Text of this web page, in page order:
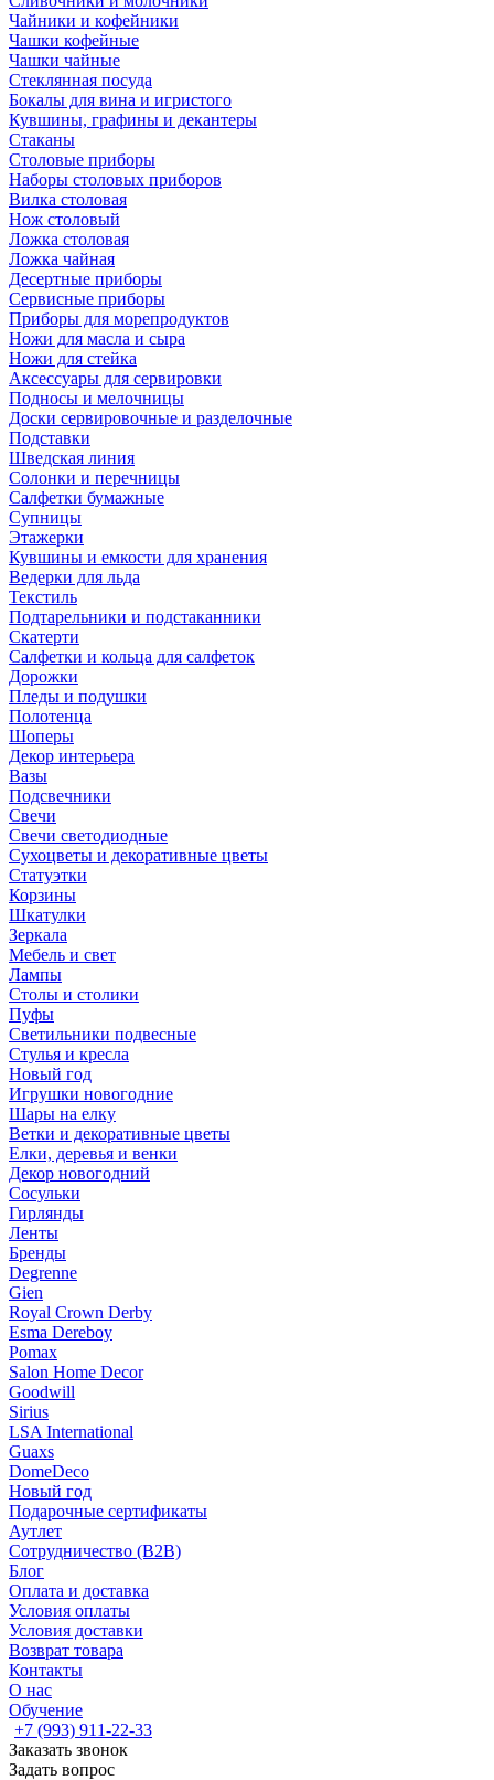
Чайники и кофейники
Чашки кофейные
Чашки чайные
Стеклянная посуда
Бокалы для вина и игристого
Кувшины, графины и декантеры
Стаканы
Столовые приборы
Наборы столовых приборов
Вилка столовая
Нож столовый
Ложка столовая
Ложка чайная
Десертные приборы
Сервисные приборы
Приборы для морепродуктов
Ножи для масла и сыра
Ножи для стейка
Аксессуары для сервировки
Подносы и мелочницы
Доски сервировочные и разделочные
Подставки
Шведская линия
Солонки и перечницы
Салфетки бумажные
Супницы
Этажерки
Кувшины и емкости для хранения
Ведерки для льда
Текстиль
Подтарельники и подстаканники
Скатерти
Салфетки и кольца для салфеток
Дорожки
Пледы и подушки
Полотенца
Шоперы
Декор интерьера
Вазы
Подсвечники
Свечи
Свечи светодиодные
Сухоцветы и декоративные цветы
Статуэтки
Корзины
Шкатулки
Зеркала
Мебель и свет
Лампы
Столы и столики
Пуфы
Светильники подвесные
Стулья и кресла
Новый год
Игрушки новогодние
Шары на елку
Ветки и декоративные цветы
Елки, деревья и венки
Декор новогодний
Сосульки
Гирлянды
Ленты
Бренды
Degrenne
Gien
Royal Crown Derby
Esma Dereboy
Pomax
Salon Home Decor
Goodwill
Sirius
LSA International
Guaxs
DomeDeco
Новый год
Подарочные сертификаты
Аутлет
Сотрудничество (B2B)
Блог
Оплата и доставка
Условия оплаты
Условия доставки
Возврат товара
Контакты
О нас
Обучение
+7 (993) 911-22-33
Заказать звонок
Задать вопрос